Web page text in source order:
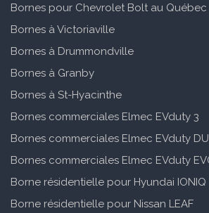
Bornes pour Chevrolet Bolt au Québec
Bornes à Victoriaville
Bornes à Drummondville
Bornes à Granby
Bornes à St-Hyacinthe
Bornes commerciales Elmec EVduty 3
Bornes commerciales Elmec EVduty
Bornes commerciales Elmec EVduty
Borne résidentielle pour Hyundai IONIQ
Borne résidentielle pour Nissan LEAF